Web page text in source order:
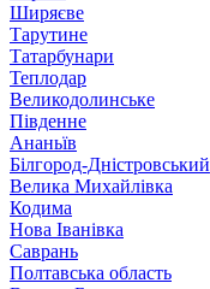
Ширяєве
Тарутине
Татарбунари
Теплодар
Великодолинське
Південне
Ананьїв
Білгород-Дністровський
Велика Михайлівка
Кодима
Нова Іванівка
Саврань
Полтавська область